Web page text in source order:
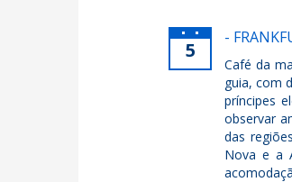
5
-
Café da
guia, com
príncipes
observar
das
Nova e a